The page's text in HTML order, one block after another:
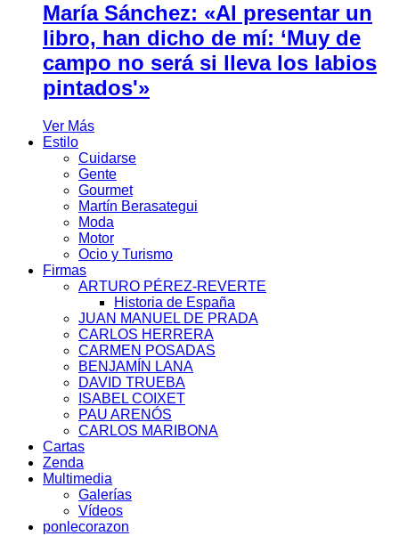
María Sánchez: «Al presentar un
libro, han dicho de mí: ‘Muy de
campo no será si lleva los labios
pintados'»
Ver Más
Estilo
Cuidarse
Gente
Gourmet
Martín Berasategui
Moda
Motor
Ocio y Turismo
Firmas
ARTURO PÉREZ-REVERTE
Historia de España
JUAN MANUEL DE PRADA
CARLOS HERRERA
CARMEN POSADAS
BENJAMÍN LANA
DAVID TRUEBA
ISABEL COIXET
PAU ARENÓS
CARLOS MARIBONA
Cartas
Zenda
Multimedia
Galerías
Vídeos
ponlecorazon